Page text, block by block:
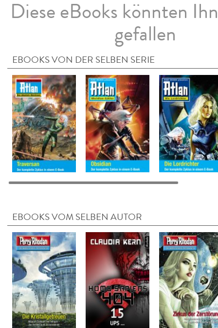
Diese eBooks könnten
gefallen
EBOOKS VON DER SELBEN SERIE
EBOOKS VOM SELBEN AUTOR